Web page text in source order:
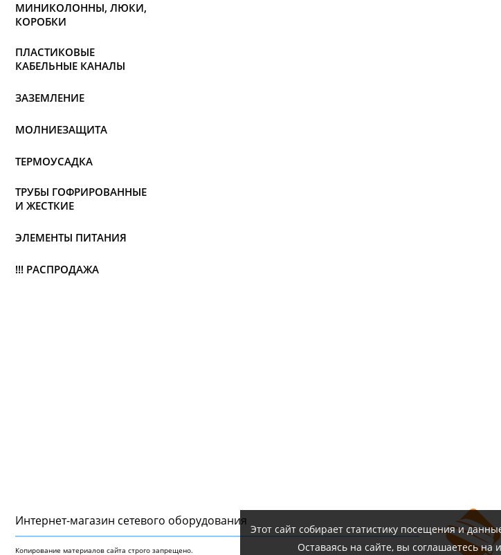
МИНИКОЛОННЫ, ЛЮКИ,
КОРОБКИ
ПЛАСТИКОВЫЕ
КАБЕЛЬНЫЕ КАНАЛЫ
ЗАЗЕМЛЕНИЕ
МОЛНИЕЗАЩИТА
ТЕРМОУСАДКА
ТРУБЫ ГОФРИРОВАННЫЕ
И ЖЕСТКИЕ
ЭЛЕМЕНТЫ ПИТАНИЯ
!!! РАСПРОДАЖА
Интернет-магазин сетeвого оборудования
Копирование материалов сайта строго запрещено.
Этот сайт собирает статистику посещения и
Оставаясь на сайте, вы соглашаетесь на